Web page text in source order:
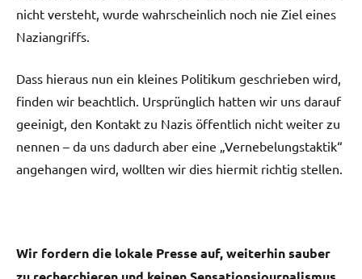
nicht versteht, wurde wahrscheinlich noch nie Ziel eines
Naziangriffs.
Dass hieraus nun ein kleines Politikum geschrieben wird,
finden wir beachtlich. Ursprünglich hatten wir uns darauf
geeinigt, den Kontakt zu Nazis öffentlich nicht weiter zu
nennen – da uns dadurch aber eine „Vernebelungstaktik“
angehangen wird, wollten wir dies hiermit richtig stellen.
Wir fordern die lokale Presse auf, weiterhin sauber